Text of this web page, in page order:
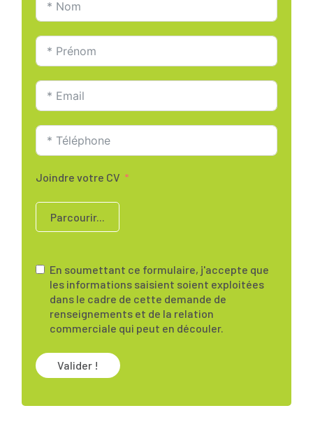
Joindre votre CV
Parcourir...
En soumettant ce formulaire, j'accepte que
les informations saisient soient exploitées
dans le cadre de cette demande de
renseignements et de la relation
commerciale qui peut en découler.
Valider !